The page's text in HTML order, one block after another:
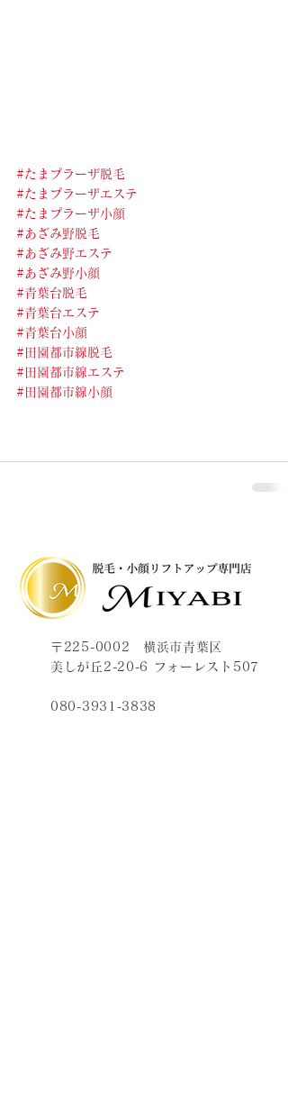
#たまプラーザ脱毛
#たまプラーザエステ
#たまプラーザ小顔
#あざみ野脱毛
#あざみ野エステ
#あざみ野小顔
#青葉台脱毛
#青葉台エステ
#青葉台小顔
#田園都市線脱毛
#田園都市線エステ
#田園都市線小顔
〒225-0002 横浜市青葉区
美しが丘2-20-6 フォーレスト507
080-3931-3838